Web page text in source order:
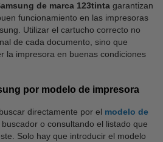
de marca 123tinta garantizan
funcionamiento en las impresoras
Utilizar el cartucho correcto no
de cada documento, sino que
la impresora en buenas condiciones
por modelo de impresora
directamente por el modelo de
o consultando el listado que
Solo hay que introducir el modelo